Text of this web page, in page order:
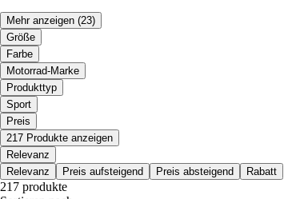
Mehr anzeigen (23)
Größe
Farbe
Motorrad-Marke
Produkttyp
Sport
Preis
217 Produkte anzeigen
Relevanz
Relevanz
Preis aufsteigend Preis absteigend Rabatt
217 produkte